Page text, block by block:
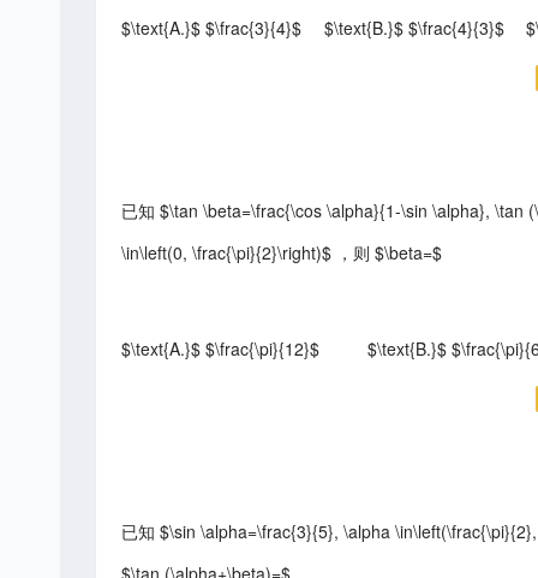
$\text{A.}$ $\frac{3}{4}$ $\text{B.}$ $\frac{4}{3}$
已知 $\tan \beta=\frac{\cos \alpha}{1-\sin \alpha}, \tan
\in\left(0, \frac{\pi}{2}\right)$ ，则 $\beta=$
$\text{A.}$ $\frac{\pi}{12}$ $\text{B.}$
已知 $\sin \alpha=\frac{3}{5}, \alpha
$\tan (\alpha+\beta)=$